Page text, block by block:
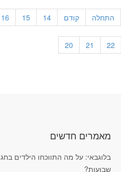
התחלה קודם 14
15
16
20 21 22
מאמרים חדשים
בלוגבאי: על מה התווכחו הילדים בחג
שבועות?